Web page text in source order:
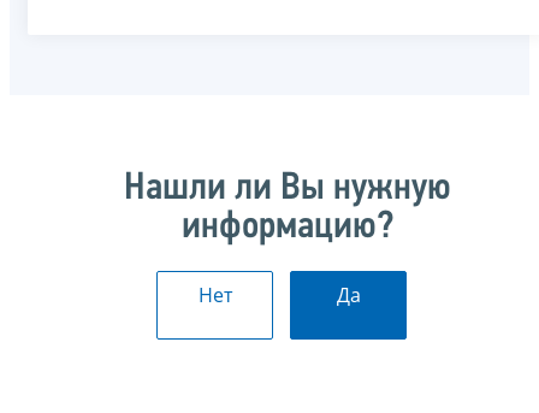
Нашли ли Вы нужную
информацию?
Нет Да